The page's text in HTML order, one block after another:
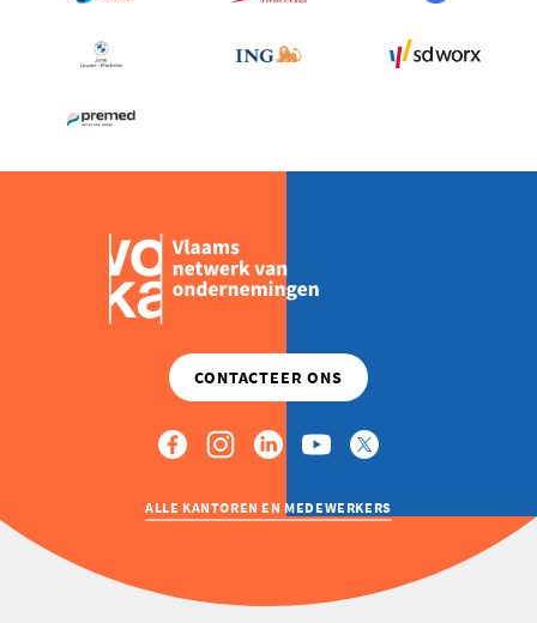
ALLE KANTOREN EN MEDEWERKERS